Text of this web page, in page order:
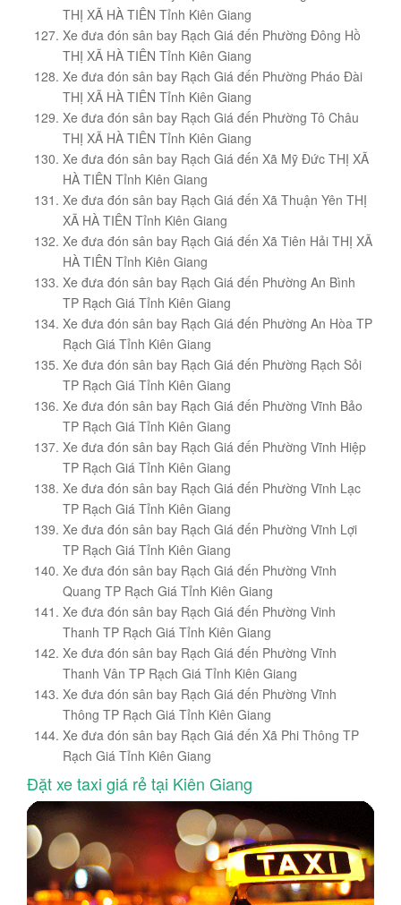
THỊ XÃ HÀ TIÊN Tỉnh Kiên Giang
Xe đưa đón sân bay Rạch Giá đến Phường Đông Hồ
THỊ XÃ HÀ TIÊN Tỉnh Kiên Giang
Xe đưa đón sân bay Rạch Giá đến Phường Pháo Đài
THỊ XÃ HÀ TIÊN Tỉnh Kiên Giang
Xe đưa đón sân bay Rạch Giá đến Phường Tô Châu
THỊ XÃ HÀ TIÊN Tỉnh Kiên Giang
Xe đưa đón sân bay Rạch Giá đến Xã Mỹ Đức THỊ XÃ
HÀ TIÊN Tỉnh Kiên Giang
Xe đưa đón sân bay Rạch Giá đến Xã Thuận Yên THỊ
XÃ HÀ TIÊN Tỉnh Kiên Giang
Xe đưa đón sân bay Rạch Giá đến Xã Tiên Hải THỊ XÃ
HÀ TIÊN Tỉnh Kiên Giang
Xe đưa đón sân bay Rạch Giá đến Phường An Bình
TP Rạch Giá Tỉnh Kiên Giang
Xe đưa đón sân bay Rạch Giá đến Phường An Hòa TP
Rạch Giá Tỉnh Kiên Giang
Xe đưa đón sân bay Rạch Giá đến Phường Rạch Sỏi
TP Rạch Giá Tỉnh Kiên Giang
Xe đưa đón sân bay Rạch Giá đến Phường Vĩnh Bảo
TP Rạch Giá Tỉnh Kiên Giang
Xe đưa đón sân bay Rạch Giá đến Phường Vĩnh Hiệp
TP Rạch Giá Tỉnh Kiên Giang
Xe đưa đón sân bay Rạch Giá đến Phường Vĩnh Lạc
TP Rạch Giá Tỉnh Kiên Giang
Xe đưa đón sân bay Rạch Giá đến Phường Vĩnh Lợi
TP Rạch Giá Tỉnh Kiên Giang
Xe đưa đón sân bay Rạch Giá đến Phường Vĩnh
Quang TP Rạch Giá Tỉnh Kiên Giang
Xe đưa đón sân bay Rạch Giá đến Phường Vinh
Thanh TP Rạch Giá Tỉnh Kiên Giang
Xe đưa đón sân bay Rạch Giá đến Phường Vĩnh
Thanh Vân TP Rạch Giá Tỉnh Kiên Giang
Xe đưa đón sân bay Rạch Giá đến Phường Vĩnh
Thông TP Rạch Giá Tỉnh Kiên Giang
Xe đưa đón sân bay Rạch Giá đến Xã Phi Thông TP
Rạch Giá Tỉnh Kiên Giang
Đặt xe taxi giá rẻ tại Kiên Giang